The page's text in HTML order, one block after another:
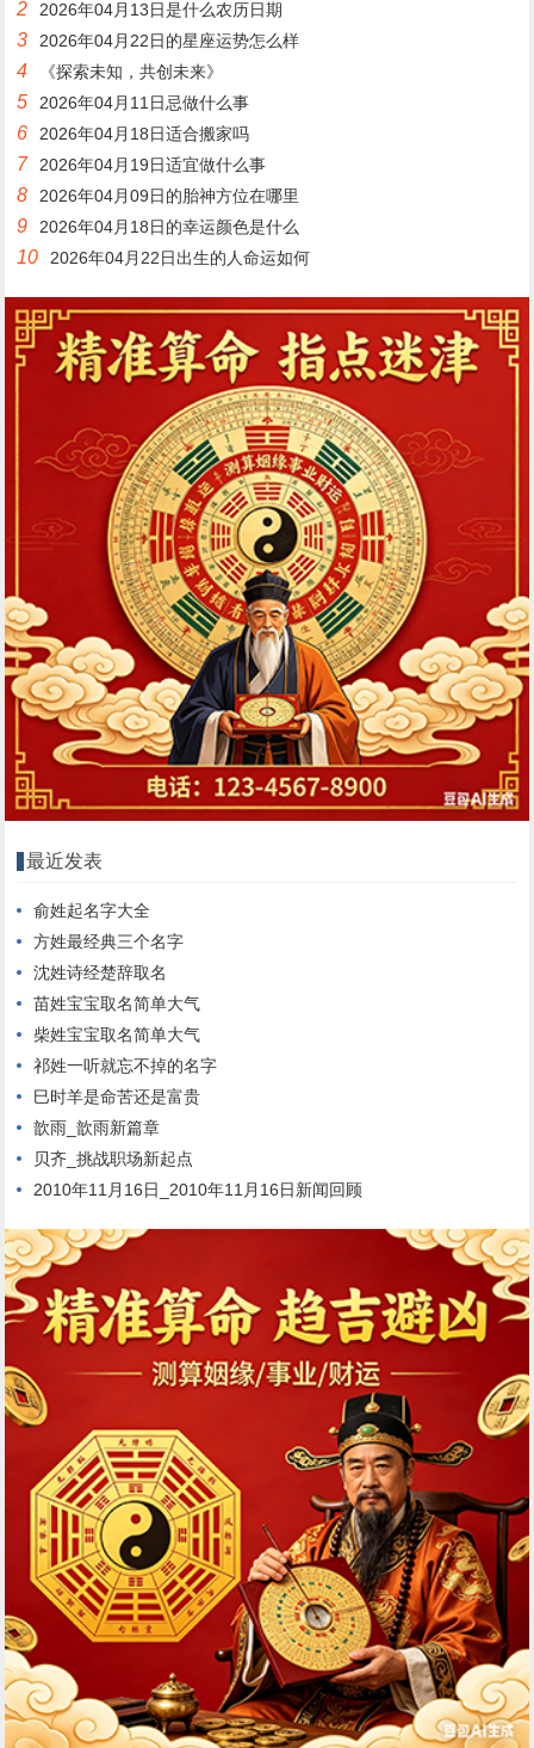
2 2026年04月13日是什么农历日期
3 2026年04月22日的星座运势怎么样
4 《探索未知，共创未来》
5 2026年04月11日忌做什么事
6 2026年04月18日适合搬家吗
7 2026年04月19日适宜做什么事
8 2026年04月09日的胎神方位在哪里
9 2026年04月18日的幸运颜色是什么
10 2026年04月22日出生的人命运如何
最近发表
俞姓起名字大全
方姓最经典三个名字
沈姓诗经楚辞取名
苗姓宝宝取名简单大气
柴姓宝宝取名简单大气
祁姓一听就忘不掉的名字
巳时羊是命苦还是富贵
歆雨_歆雨新篇章
贝齐_挑战职场新起点
2010年11月16日_2010年11月16日新闻回顾